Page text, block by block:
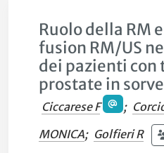
Ruolo della RM
fusion RM/US
dei pazienti con
prostate in
Ciccarese F ;
MONICA; Golfieri R